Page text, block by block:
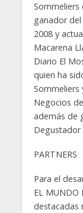
Sommeliers
ganador
2008 y
Macarena
Diario El
quien ha
Sommeliers
Negocios
además de
Degustador
PARTNERS
Para el
EL MUNDO
destacadas